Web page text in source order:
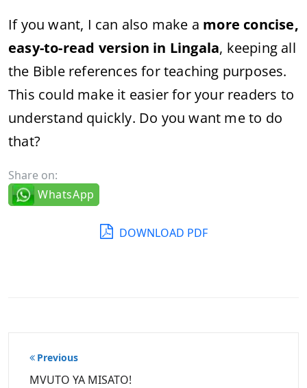
If you want, I can also make a more concise,
easy-to-read version in Lingala, keeping all
the Bible references for teaching purposes.
This could make it easier for your readers to
understand quickly. Do you want me to do
that?
Share on:
WhatsApp
DOWNLOAD PDF
Post
navigation
Previous
MVUTO YA MISATO!